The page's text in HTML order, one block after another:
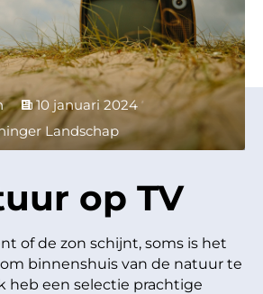
10 januari 2024
Landschap
op TV
of de zon schijnt, soms is het
binnenshuis van de natuur te
heb een selectie prachtige